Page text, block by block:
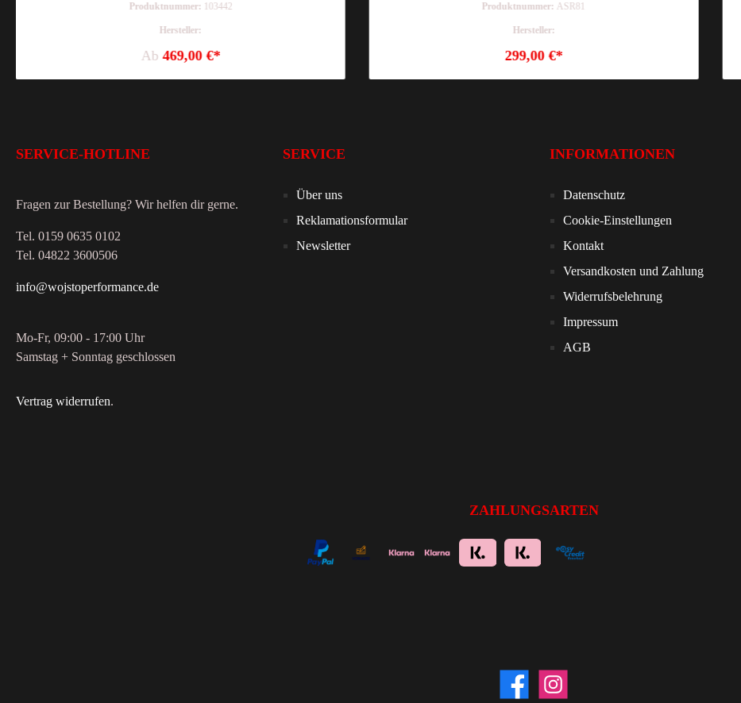
Produktnummer: 103442
Hersteller:
Ab469,00 €*
Produktnummer: ASR81
Hersteller:
299,00 €*
SERVICE-HOTLINE
Fragen zur Bestellung? Wir helfen dir gerne.
Tel. 0159 0635 0102
Tel. 04822 3600506
info@wojstoperformance.de
Mo-Fr, 09:00 - 17:00 Uhr
Samstag + Sonntag geschlossen
Vertrag widerrufen.
SERVICE
Über uns
Reklamationsformular
Newsletter
INFORMATIONEN
Datenschutz
Cookie-Einstellungen
Kontakt
Versandkosten und Zahlung
Widerrufsbelehrung
Impressum
AGB
ZAHLUNGSARTEN